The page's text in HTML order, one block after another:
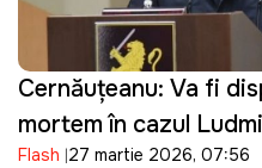
Cernăuțeanu: Va fi
mortem în cazul
Flash 27 martie 2026, 07:56